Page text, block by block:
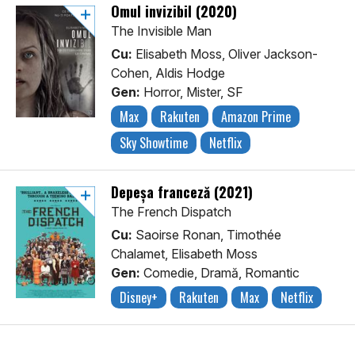
Omul invizibil (2020)
The Invisible Man
Cu: Elisabeth Moss, Oliver Jackson-
Cohen, Aldis Hodge
Gen: Horror, Mister, SF
Max Rakuten
Amazon Prime
Sky Showtime
Netflix
Depeşa franceză (2021)
The French Dispatch
Cu: Saoirse Ronan, Timothée
Chalamet, Elisabeth Moss
Gen: Comedie, Dramă, Romantic
Disney+ Rakuten Max Netflix